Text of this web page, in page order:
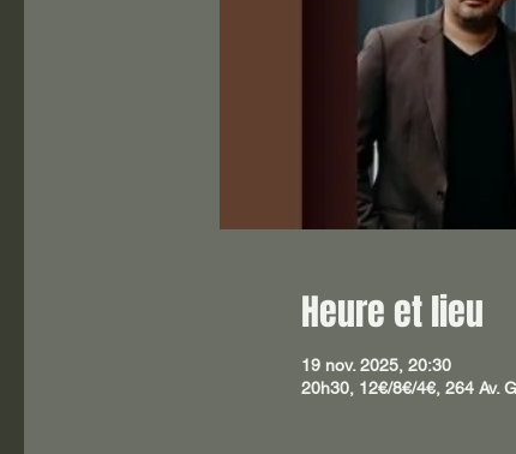
Heure et lieu
19 nov. 2025, 20:30
20h30, 12€/8€/4€, 264 Av.